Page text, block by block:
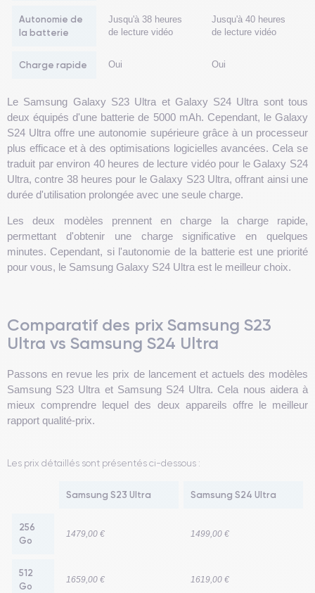
Autonomie de
la batterie
Jusqu'à 38 heures
de lecture vidéo
Jusqu'à 40 heures
de lecture vidéo
Charge rapide Oui Oui
Le Samsung Galaxy S23 Ultra et Galaxy S24 Ultra sont tous
deux équipés d'une batterie de 5000 mAh. Cependant, le Galaxy
S24 Ultra offre une autonomie supérieure grâce à un processeur
plus efficace et à des optimisations logicielles avancées. Cela se
traduit par environ 40 heures de lecture vidéo pour le Galaxy S24
Ultra, contre 38 heures pour le Galaxy S23 Ultra, offrant ainsi une
durée d'utilisation prolongée avec une seule charge.
Les deux modèles prennent en charge la charge rapide,
permettant d'obtenir une charge significative en quelques
minutes. Cependant, si l'autonomie de la batterie est une priorité
pour vous, le Samsung Galaxy S24 Ultra est le meilleur choix.
Comparatif des prix Samsung S23
Ultra vs Samsung S24 Ultra
Passons en revue les prix de lancement et actuels des modèles
Samsung S23 Ultra et Samsung S24 Ultra. Cela nous aidera à
mieux comprendre lequel des deux appareils offre le meilleur
rapport qualité-prix.
Les prix détaillés sont présentés ci-dessous :
Samsung S23 Ultra Samsung S24 Ultra
256
Go
1479,00 € 1499,00 €
512
Go
1659,00 € 1619,00 €